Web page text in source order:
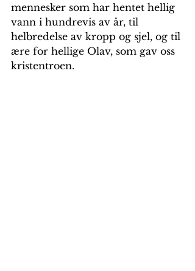
mennesker som har hentet hellig
vann i hundrevis av år, til
helbredelse av kropp og sjel, og til
ære for hellige Olav, som gav oss
kristentroen.